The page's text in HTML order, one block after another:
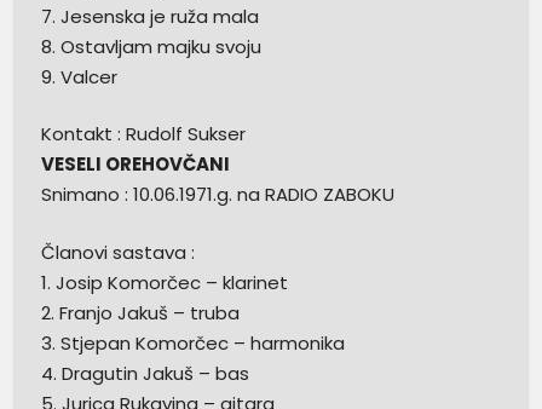
7. Jesenska je ruža mala
8. Ostavljam majku svoju
9. Valcer
Kontakt : Rudolf Sukser
VESELI OREHOVČANI
Snimano : 10.06.1971.g. na RADIO ZABOKU
Članovi sastava :
1. Josip Komorčec – klarinet
2. Franjo Jakuš – truba
3. Stjepan Komorčec – harmonika
4. Dragutin Jakuš – bas
5. Jurica Rukavina – gitara